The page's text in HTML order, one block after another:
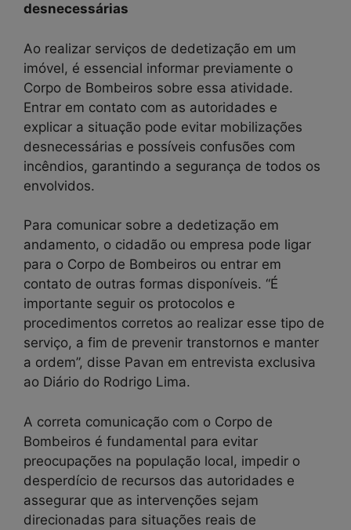
desnecessárias
Ao realizar serviços de dedetização em um
imóvel, é essencial informar previamente o
Corpo de Bombeiros sobre essa atividade.
Entrar em contato com as autoridades e
explicar a situação pode evitar mobilizações
desnecessárias e possíveis confusões com
incêndios, garantindo a segurança de todos os
envolvidos.
Para comunicar sobre a dedetização em
andamento, o cidadão ou empresa pode ligar
para o Corpo de Bombeiros ou entrar em
contato de outras formas disponíveis. “É
importante seguir os protocolos e
procedimentos corretos ao realizar esse tipo de
serviço, a fim de prevenir transtornos e manter
a ordem”, disse Pavan em entrevista exclusiva
ao Diário do Rodrigo Lima.
A correta comunicação com o Corpo de
Bombeiros é fundamental para evitar
preocupações na população local, impedir o
desperdício de recursos das autoridades e
assegurar que as intervenções sejam
direcionadas para situações reais de